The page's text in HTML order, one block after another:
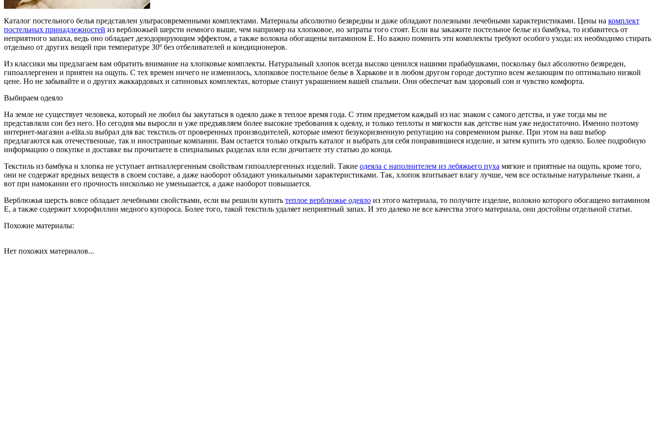
Каталог постельного белья представлен ультрасовременными комплектами. Материалы абсолютно безвредны и даже обладают полезными лечебными характеристиками. Цены на комплект
постельных принадлежностей из верблюжьей шерсти немного выше, чем например на хлопковое, но затраты того стоят. Если вы закажите постельное белье из бамбука, то избавитесь от
неприятного запаха, ведь оно обладает дезодорирующим эффектом, а также волокна обогащены витамином Е. Но важно помнить эти комплекты требуют особого ухода: их необходимо стирать
отдельно от других вещей при температуре 30º без отбеливателей и кондиционеров.
Из классики мы предлагаем вам обратить внимание на хлопковые комплекты. Натуральный хлопок всегда высоко ценился нашими прабабушками, поскольку был абсолютно безвреден,
гипоаллергенен и приятен на ощупь. С тех времен ничего не изменилось, хлопковое постельное белье в Харькове и в любом другом городе доступно всем желающим по оптимально низкой
цене. Но не забывайте и о других жаккардовых и сатиновых комплектах, которые станут украшением вашей спальни. Они обеспечат вам здоровый сон и чувство комфорта.
Выбираем одеяло
На земле не существует человека, который не любил бы закутаться в одеяло даже в теплое время года. С этим предметом каждый из нас знаком с самого детства, и уже тогда мы не
представляли сон без него. Но сегодня мы выросли и уже предъявляем более высокие требования к одеялу, и только теплоты и мягкости как детстве нам уже недостаточно. Именно поэтому
интернет-магазин a-elita.su выбрал для вас текстиль от проверенных производителей, которые имеют безукоризненную репутацию на современном рынке. При этом на ваш выбор
предлагаются как отечественные, так и иностранные компании. Вам остается только открыть каталог и выбрать для себя понравившиеся изделие, и затем купить это одеяло. Более подробную
информацию о покупке и доставке вы прочитаете в специальных разделах или если дочитаете эту статью до конца.
Текстиль из бамбука и хлопка не уступает антиаллергенным свойствам гипоаллергенных изделий. Такие одеяла с наполнителем из лебяжьего пуха мягкие и приятные на ощупь, кроме того,
они не содержат вредных веществ в своем составе, а даже наоборот обладают уникальными характеристиками. Так, хлопок впитывает влагу лучше, чем все остальные натуральные ткани, а
вот при намокании его прочность нисколько не уменьшается, а даже наоборот повышается.
Верблюжья шерсть вовсе обладает лечебными свойствами, если вы решили купить теплое верблюжье одеяло из этого материала, то получите изделие, волокно которого обогащено витамином
Е, а также содержит хлорофиллин медного купороса. Более того, такой текстиль удаляет неприятный запах. И это далеко не все качества этого материала, они достойны отдельной статьи.
Похожие материалы:
Нет похожих материалов...